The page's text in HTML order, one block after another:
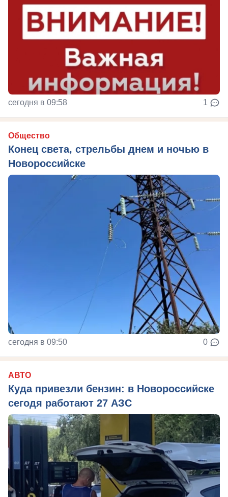
сегодня в 09:58 1
Общество
Конец света, стрельбы днем и ночью в
Новороссийске
сегодня в 09:50 0
АВТО
Куда привезли бензин: в Новороссийске
сегодя работают 27 АЗС